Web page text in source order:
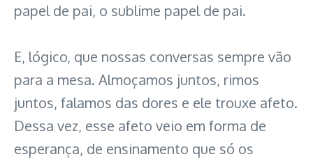
papel de pai, o sublime papel de pai.
E, lógico, que nossas conversas sempre vão
para a mesa. Almoçamos juntos, rimos
juntos, falamos das dores e ele trouxe afeto.
Dessa vez, esse afeto veio em forma de
esperança, de ensinamento que só os